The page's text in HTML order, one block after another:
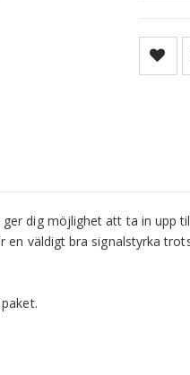
dig möjlighet att ta in upp
väldigt bra signalstyrka